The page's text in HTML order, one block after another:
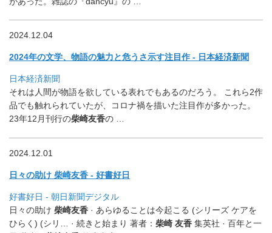
2024.12.04
2024年の文学、物語の魅力と危うさ示す注目作 - 日本経済新聞
日本経済新聞
それは人間が物語を欲している表れでもあるのだろう。 これら2作
品でも触れられていたが、
コロナ禍を描いた注目作が多かった。
23年12月刊行の柴崎友香の …
2024.12.01
日々の助け 柴崎友香 - 好書好日
好書好日 - 朝日新聞デジタル
日々の助け 柴崎友香 · あらゆることは今起こる (シリーズ ケアを
ひらく) (シリ… · 続きと始まり 著者： 柴崎 友香 集英社 · 百年と一